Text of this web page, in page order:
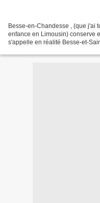
Besse-en-Chandesse , (que j'ai
enfance en Limousin) conserve
s'appelle en réalité Besse-et-